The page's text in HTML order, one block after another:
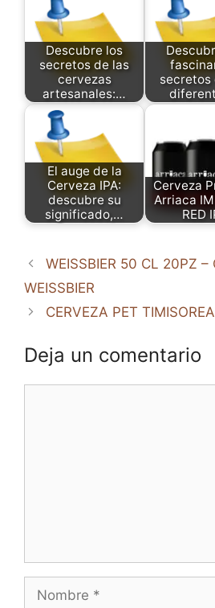
Descubre los
secretos de las
cervezas
artesanales:…
secretos
El auge de la
Cerveza IPA:
descubre su
significado,…
Cerveza
Arriaca
RED
WEISSBIER 50 CL 20PZ –
WEISSBIER
CERVEZA PET
Deja un comentario
Nombre